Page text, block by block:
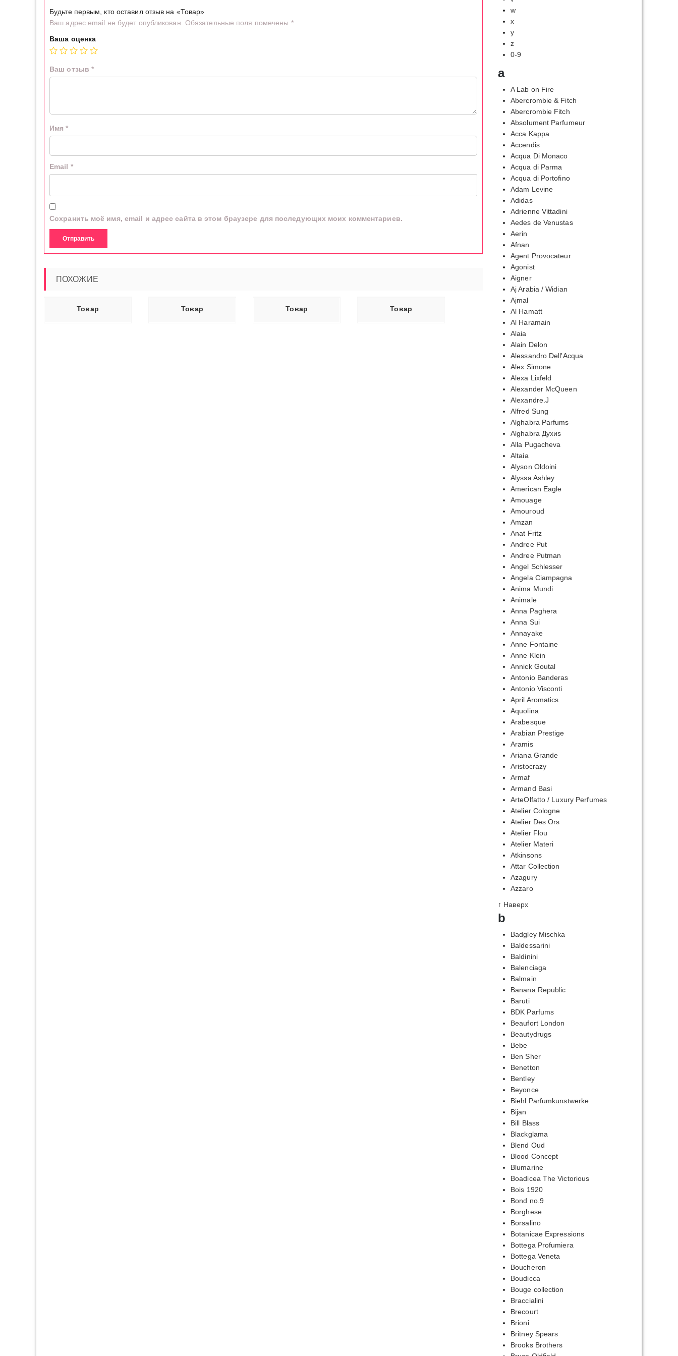
Будьте первым, кто оставил отзыв на «Товар»
Ваш адрес email не будет опубликован. Обязательные поля помечены *
Ваша оценка
Ваш отзыв *
Имя*
Email *
Сохранить моё имя, email и адрес сайта в этом браузере для последующих моих комментариев.
ПОХОЖИЕ
Товар Товар Товар Товар
w
x
y
z
0-9
a
A Lab on Fire
Abercrombie & Fitch
Abercrombie Fitch
Absolument Parfumeur
Acca Kappa
Accendis
Acqua Di Monaco
Acqua di Parma
Acqua di Portofino
Adam Levine
Adidas
Adrienne Vittadini
Aedes de Venustas
Aerin
Afnan
Agent Provocateur
Agonist
Aigner
Aj Arabia / Widian
Ajmal
Al Hamatt
Al Haramain
Alaia
Alain Delon
Alessandro Dell'Acqua
Alex Simone
Alexa Lixfeld
Alexander McQueen
Alexandre.J
Alfred Sung
Alghabra Parfums
Alghabra Духиs
Alla Pugacheva
Altaia
Alyson Oldoini
Alyssa Ashley
American Eagle
Amouage
Amouroud
Amzan
Anat Fritz
Andree Put
Andree Putman
Angel Schlesser
Angela Ciampagna
Anima Mundi
Animale
Anna Paghera
Anna Sui
Annayake
Anne Fontaine
Anne Klein
Annick Goutal
Antonio Banderas
Antonio Visconti
April Aromatics
Aquolina
Arabesque
Arabian Prestige
Aramis
Ariana Grande
Aristocrazy
Armaf
Armand Basi
ArteOlfatto / Luxury Perfumes
Atelier Cologne
Atelier Des Ors
Atelier Flou
Atelier Materi
Atkinsons
Attar Collection
Azagury
Azzaro
↑ Наверх
b
Badgley Mischka
Baldessarini
Baldinini
Balenciaga
Balmain
Banana Republic
Baruti
BDK Parfums
Beaufort London
Beautydrugs
Bebe
Ben Sher
Benetton
Bentley
Beyonce
Biehl Parfumkunstwerke
Bijan
Bill Blass
Blackglama
Blend Oud
Blood Concept
Blumarine
Boadicea The Victorious
Bois 1920
Bond no.9
Borghese
Borsalino
Botanicae Expressions
Bottega Profumiera
Bottega Veneta
Boucheron
Boudicca
Bouge collection
Braccialini
Brecourt
Brioni
Britney Spears
Brooks Brothers